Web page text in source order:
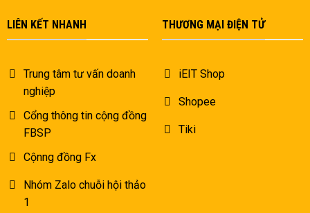
LIÊN KẾT NHANH
Trung tâm tư vấn doanh
nghiệp
Cổng thông tin cộng đồng
FBSP
Cộnng đồng Fx
Nhóm Zalo chuỗi hội thảo
1
THƯƠNG MẠI ĐIỆN TỬ
iEIT Shop
Shopee
Tiki